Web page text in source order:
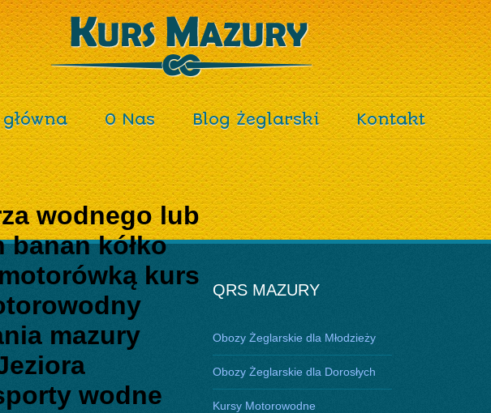
O Nas Blog Żeglarski Kontakt
wodnego lub
kółko
kurs
mazury
wodne
QRS MAZURY
Obozy Żeglarskie dla Młodzieży
Obozy Żeglarskie dla Dorosłych
Kursy Motorowodne